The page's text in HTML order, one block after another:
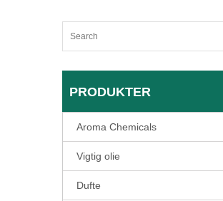
PRODUKTER
Aroma Chemicals
Vigtig olie
Dufte